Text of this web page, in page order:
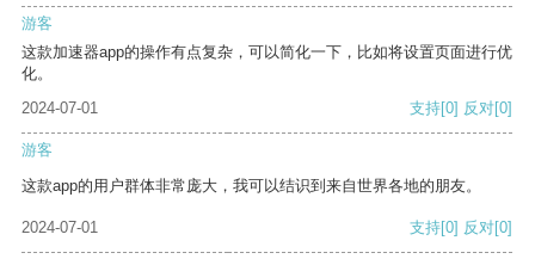
游客
这款加速器app的操作有点复杂，可以简化一下，比如将设置页面进行优
化。
2024-07-01
支持[0] 反对[0]
游客
这款app的用户群体非常庞大，我可以结识到来自世界各地的朋友。
2024-07-01 支持[0] 反对[0]